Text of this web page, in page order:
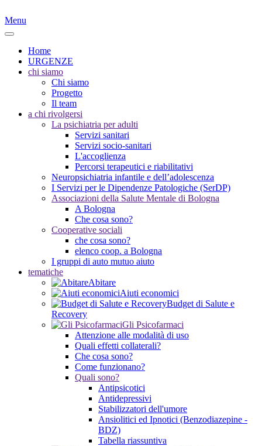
Menu
Home
URGENZE
chi siamo
Chi siamo
Progetto
Il team
a chi rivolgersi
La psichiatria per adulti
Servizi sanitari
Servizi socio-sanitari
L'accoglienza
Percorsi terapeutici e riabilitativi
Neuropsichiatria infantile e dell’adolescenza
I Servizi per le Dipendenze Patologiche (SerDP)
Associazioni della Salute Mentale di Bologna
A Bologna
Che cosa sono?
Cooperative sociali
che cosa sono?
elenco coop. a Bologna
I gruppi di auto mutuo aiuto
tematiche
Abitare
Aiuti economici
Budget di Salute e
Recovery
Gli Psicofarmaci
Attenzione alle modalità di uso
Quali effetti collaterali?
Che cosa sono?
Come funzionano?
Quali sono?
Antipsicotici
Antidepressivi
Stabilizzatori dell'umore
Ansiolitici ed Ipnotici (Benzodiazepine -
BDZ)
Tabella riassuntiva